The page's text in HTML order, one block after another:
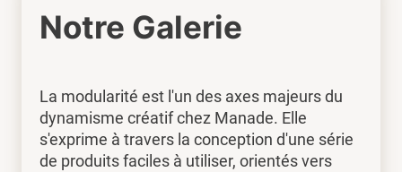
Notre Galerie
La modularité est l'un des axes majeurs du
dynamisme créatif chez Manade. Elle
s'exprime à travers la conception d'une série
de produits faciles à utiliser, orientés vers